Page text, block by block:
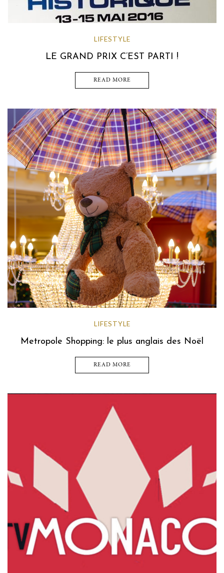
LIFESTYLE
LE GRAND PRIX C’EST PARTI !
READ MORE
LIFESTYLE
Metropole Shopping: le plus anglais des Noël
READ MORE